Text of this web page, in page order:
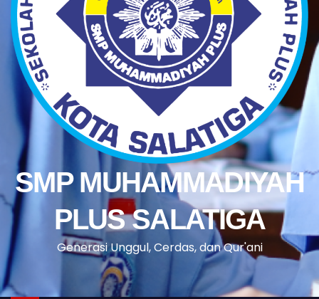
SMP MUHAMMADIYAH
PLUS SALATIGA
Generasi Unggul, Cerdas, dan Qur'ani